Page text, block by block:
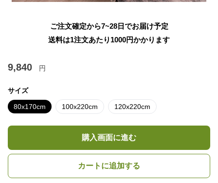
ご注文確定から7~28日でお届け予定
送料は1注文あたり 1000円かかります
9,840 円
サイズ
80x170cm 100x220cm 120x220cm
購入画面に進む
カートに追加する